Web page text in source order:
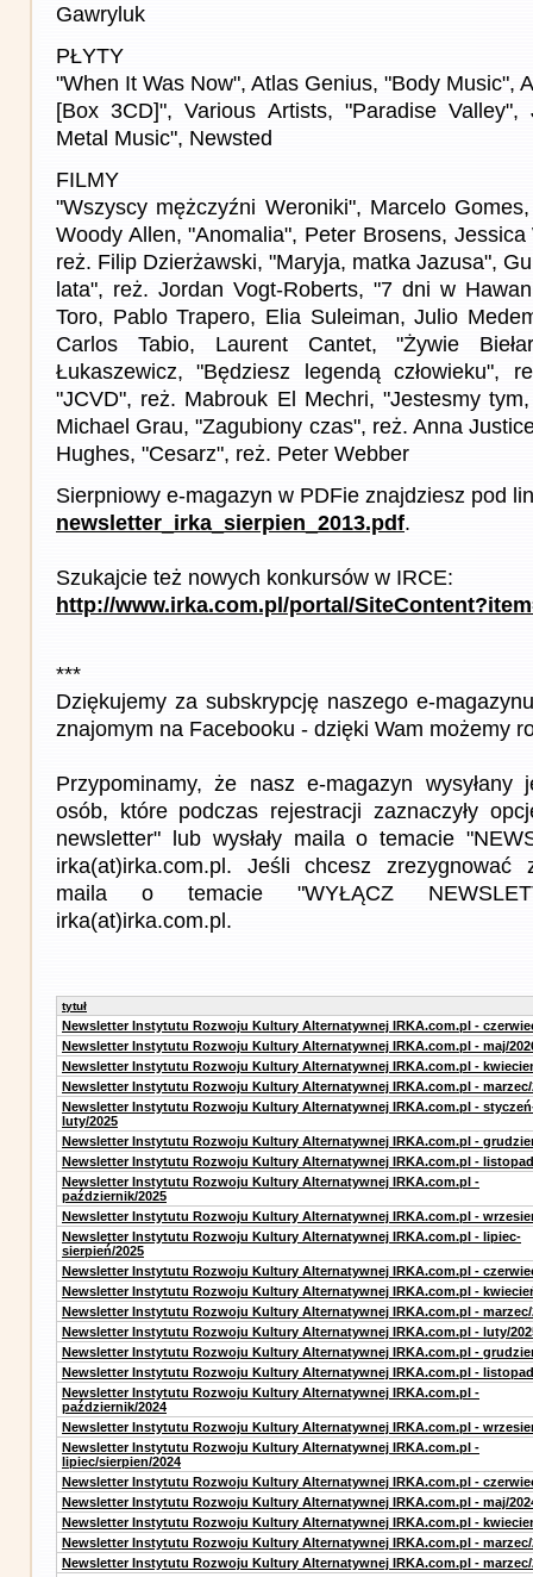
Gawryluk
PŁYTY
"When It Was Now", Atlas Genius, "Body Music",
[Box 3CD]", Various Artists, "Paradise Valley",
Metal Music", Newsted
FILMY
"Wszyscy mężczyźni Weroniki", Marcelo
Woody Allen, "Anomalia", Peter Brosens, Jessica
reż. Filip Dzierżawski, "Maryja, matka Jazusa",
lata", reż. Jordan Vogt-Roberts, "7 dni w
Toro, Pablo Trapero, Elia Suleiman, Julio
Carlos Tabio, Laurent Cantet, "Żywie
Łukaszewicz, "Będziesz legendą człowieku",
"JCVD", reż. Mabrouk El Mechri, "Jestesmy
Michael Grau, "Zagubiony czas", reż. Anna
Hughes, "Cesarz", reż. Peter Webber
Sierpniowy e-magazyn w PDFie znajdziesz pod
newsletter_irka_sierpien_2013.pdf.
Szukajcie też nowych konkursów w IRCE:
http://www.irka.com.pl/portal/
***
Dziękujemy za subskrypcję naszego e-
znajomym na Facebooku - dzięki Wam możemy
Przypominamy, że nasz e-magazyn
osób, które podczas rejestracji zaznaczyły
newsletter" lub wysłały maila o temacie
irka(at)irka.com.pl. Jeśli chcesz zrezygnować
maila o temacie "WYŁĄCZ
irka(at)irka.com.pl.
tytuł
Newsletter Instytutu Rozwoju Kultury Alternatywnej IRKA.com.pl -
Newsletter Instytutu Rozwoju Kultury Alternatywnej IRKA.com.pl - maj/
Newsletter Instytutu Rozwoju Kultury Alternatywnej IRKA.com.pl -
Newsletter Instytutu Rozwoju Kultury Alternatywnej IRKA.com.pl - marzec/
Newsletter Instytutu Rozwoju Kultury Alternatywnej IRKA.com.pl -
luty/2025
Newsletter Instytutu Rozwoju Kultury Alternatywnej IRKA.com.pl -
Newsletter Instytutu Rozwoju Kultury Alternatywnej IRKA.com.pl -
Newsletter Instytutu Rozwoju Kultury Alternatywnej IRKA.com.pl -
październik/2025
Newsletter Instytutu Rozwoju Kultury Alternatywnej IRKA.com.pl -
Newsletter Instytutu Rozwoju Kultury Alternatywnej IRKA.com.pl - lipiec-
sierpień/2025
Newsletter Instytutu Rozwoju Kultury Alternatywnej IRKA.com.pl -
Newsletter Instytutu Rozwoju Kultury Alternatywnej IRKA.com.pl -
Newsletter Instytutu Rozwoju Kultury Alternatywnej IRKA.com.pl - marzec/
Newsletter Instytutu Rozwoju Kultury Alternatywnej IRKA.com.pl - luty/
Newsletter Instytutu Rozwoju Kultury Alternatywnej IRKA.com.pl -
Newsletter Instytutu Rozwoju Kultury Alternatywnej IRKA.com.pl -
Newsletter Instytutu Rozwoju Kultury Alternatywnej IRKA.com.pl -
październik/2024
Newsletter Instytutu Rozwoju Kultury Alternatywnej IRKA.com.pl -
Newsletter Instytutu Rozwoju Kultury Alternatywnej IRKA.com.pl -
lipiec/sierpien/2024
Newsletter Instytutu Rozwoju Kultury Alternatywnej IRKA.com.pl -
Newsletter Instytutu Rozwoju Kultury Alternatywnej IRKA.com.pl - maj/
Newsletter Instytutu Rozwoju Kultury Alternatywnej IRKA.com.pl -
Newsletter Instytutu Rozwoju Kultury Alternatywnej IRKA.com.pl - marzec/
Newsletter Instytutu Rozwoju Kultury Alternatywnej IRKA.com.pl - marzec/